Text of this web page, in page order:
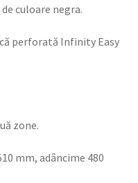
culoare negra.
perforată Infinity Easy
zone.
mm, adâncime 480